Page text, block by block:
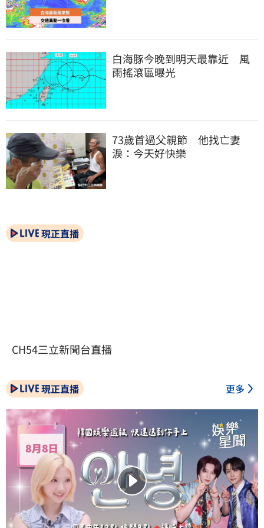
白海豚今晚到明天最靠近　風
雨搖滾區曝光
73歲首過父親節　他找亡妻
淚：今天好快樂
現正直播
CH54三立新聞台直播
現正直播 更多